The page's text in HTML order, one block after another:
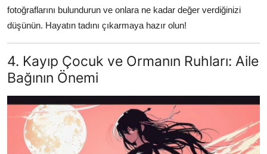
fotoğraflarını bulundurun ve onlara ne kadar değer verdiğinizi
düşünün. Hayatın tadını çıkarmaya hazır olun!
4. Kayıp Çocuk ve Ormanın Ruhları: Aile
Bağının Önemi